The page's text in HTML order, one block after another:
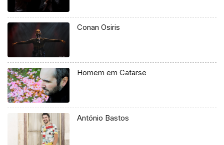
Conan Osiris
Homem em Catarse
António Bastos